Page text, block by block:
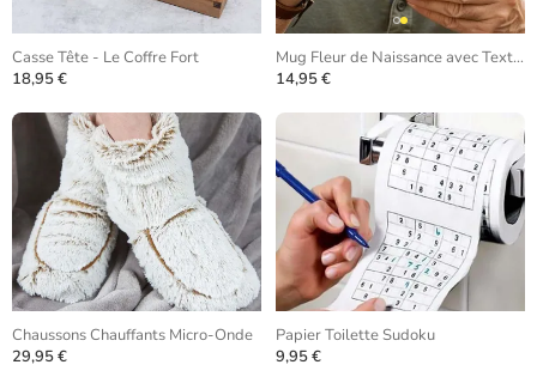
Casse Tête - Le Coffre Fort
18,95 €
Mug Fleur de Naissance avec Texte Personnalisé
14,95 €
Chaussons Chauffants Micro-Onde
29,95 €
Papier Toilette Sudoku
9,95 €